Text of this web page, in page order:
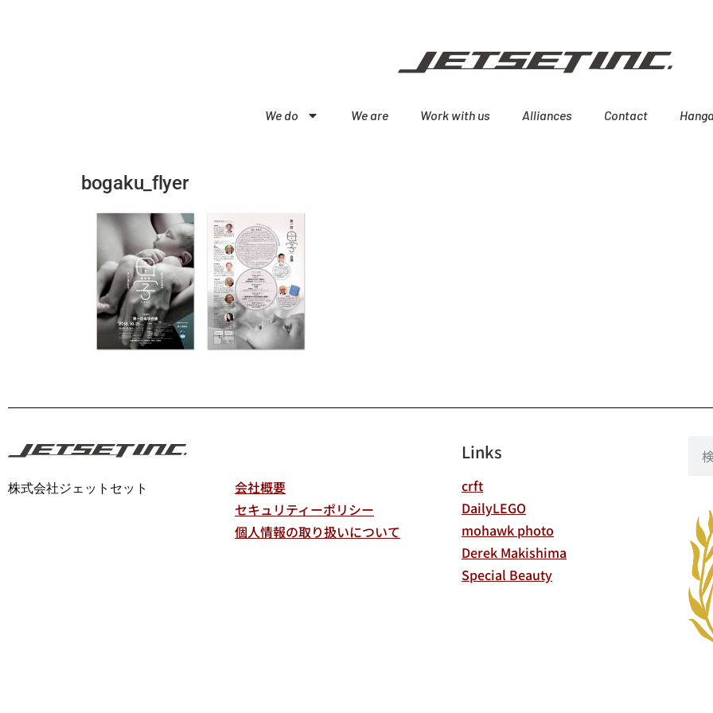
We do We are Work with us Alliances Contact
bogaku_flyer
株式会社ジェットセット
会社概要
セキュリティーポリシー
個人情報の取り扱いについて
Links
crft
DailyLEGO
mohawk photo
Derek Makishima
Special Beauty